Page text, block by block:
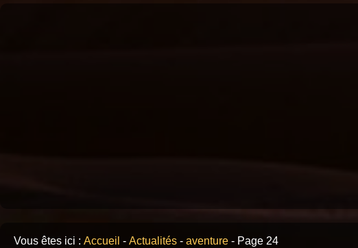
Vous êtes ici : Accueil - Actualités - aventure - Page 24